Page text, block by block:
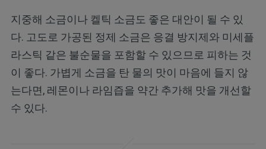
지중해 소금이나 켈틱 소금도 좋은 대안이 될 수 있
다. 고도로 가공된 정제 소금은 응결 방지제와 미세플
라스틱 같은 불순물을 포함할 수 있으므로 피하는 것
이 좋다. 가볍게 소금을 탄 물의 맛이 마음에 들지 않
는다면, 레몬이나 라임즙을 약간 추가해 맛을 개선할
수 있다.